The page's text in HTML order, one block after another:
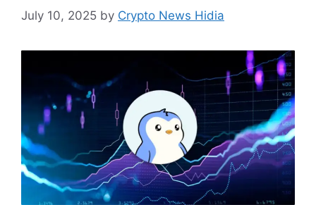
July 10, 2025 by Crypto News Hidia